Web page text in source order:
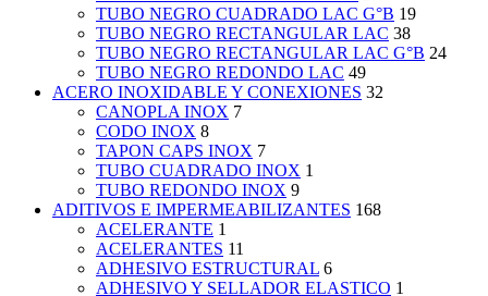
TUBO NEGRO CUADRADO LAC G°B 19
TUBO NEGRO RECTANGULAR LAC 38
TUBO NEGRO RECTANGULAR LAC G°B 24
TUBO NEGRO REDONDO LAC 49
ACERO INOXIDABLE Y CONEXIONES 32
CANOPLA INOX 7
CODO INOX 8
TAPON CAPS INOX 7
TUBO CUADRADO INOX 1
TUBO REDONDO INOX 9
ADITIVOS E IMPERMEABILIZANTES 168
ACELERANTE 1
ACELERANTES 11
ADHESIVO ESTRUCTURAL 6
ADHESIVO Y SELLADOR ELASTICO 1